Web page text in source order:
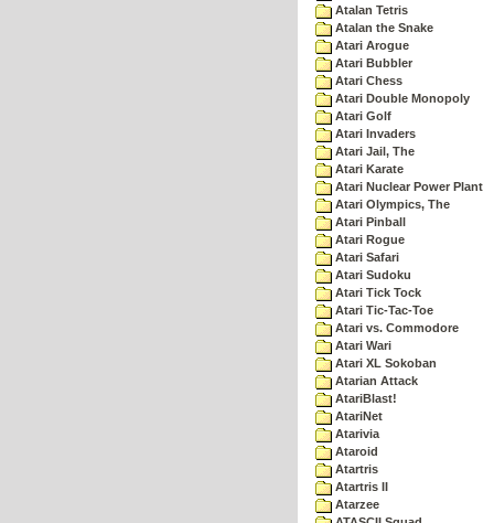
Atalan Tetris
Atalan the Snake
Atari Arogue
Atari Bubbler
Atari Chess
Atari Double Monopoly
Atari Golf
Atari Invaders
Atari Jail, The
Atari Karate
Atari Nuclear Power Plant
Atari Olympics, The
Atari Pinball
Atari Rogue
Atari Safari
Atari Sudoku
Atari Tick Tock
Atari Tic-Tac-Toe
Atari vs. Commodore
Atari Wari
Atari XL Sokoban
Atarian Attack
AtariBlast!
AtariNet
Atarivia
Ataroid
Atartris
Atartris II
Atarzee